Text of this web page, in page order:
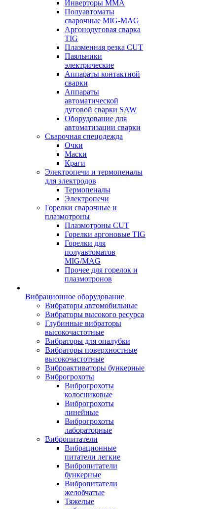
Инверторы ММА
Полуавтоматы
сварочные MIG-MAG
Аргонодуговая сварка
TIG
Плазменная резка CUT
Паяльники
электрические
Аппараты контактной
сварки
Аппараты
автоматической
дуговой сварки SAW
Оборудование для
автоматизации сварки
Сварочная спецодежда
Очки
Маски
Краги
Электропечи и термопеналы
для электродов
Термопеналы
Электропечи
Горелки сварочные и
плазмотроны
Плазмотроны CUT
Горелки аргоновые TIG
Горелки для
полуавтоматов
MIG/MAG
Прочее для горелок и
плазмотронов
Вибрационное оборудование
Вибраторы автомобильные
Вибраторы высокого ресурса
Глубинные вибраторы
высокочастотные
Вибраторы для опалубки
Вибраторы поверхностные
высокочастотные
Виброактиваторы бункерные
Виброгрохоты
Виброгрохоты
колосниковые
Виброгрохоты
линейные
Виброгрохоты
лабораторные
Вибропитатели
Вибрационные
питатели легкие
Вибропитатели
бункерные
Вибропитатели
желобчатые
Тяжелые